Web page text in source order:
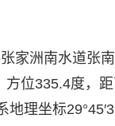
家洲南水道张
位335.4度，距
理坐标